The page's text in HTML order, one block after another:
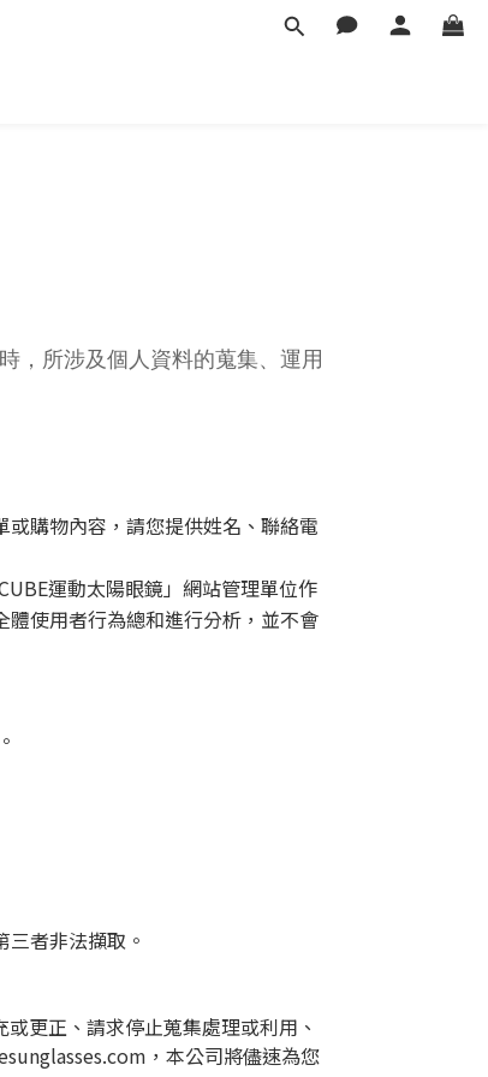
，所涉及個人資料的蒐集、運用
或購物內容，請您提供姓名、聯絡電
運動太陽眼鏡」網站管理單位作
體使用者行為總和進行分析，並不會
三者非法擷取。
更正、請求停止蒐集處理或利用、
，本公司將儘速為您